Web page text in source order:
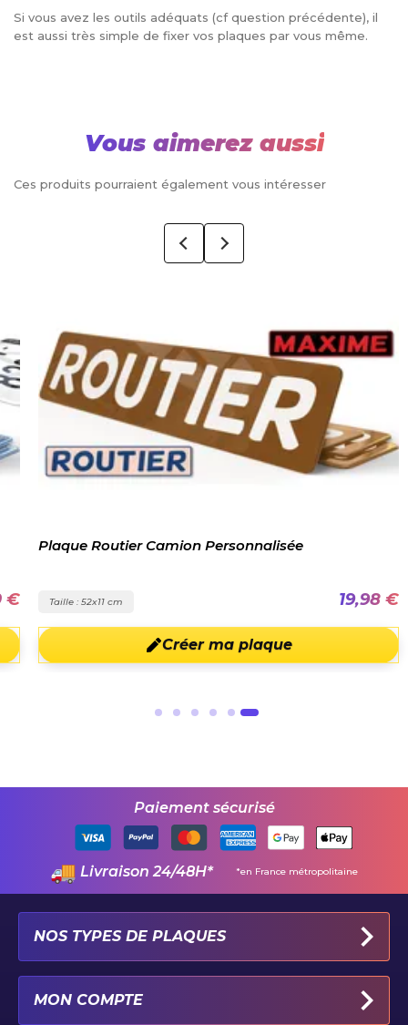
Si vous avez les outils adéquats (cf question précédente), il
est aussi très simple de fixer vos plaques par vous même.
Vous aimerez aussi
Ces produits pourraient également vous intéresser
€
Plaque Routier Camion Personnalisée
Taille : 52x11 cm 19,98 €
Créer ma plaque
Paiement sécurisé
Livraison 24/48H* *en France métropolitaine
NOS TYPES DE PLAQUES
MON COMPTE